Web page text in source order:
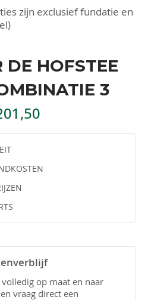
zijn exclusief fundatie en
DE HOFSTEE
3
op maat en naar
vraag direct een